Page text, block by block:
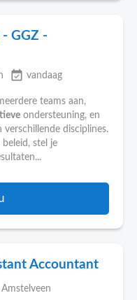
GGZ -
event_available vandaag
teams aan,
ondersteuning, en
disciplines.
stel je
Accountant
Amstelveen